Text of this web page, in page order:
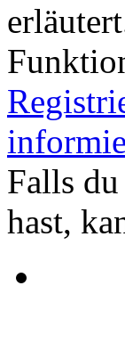
Falls
hast,